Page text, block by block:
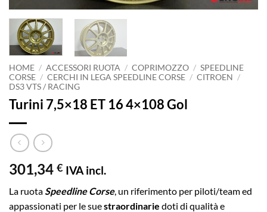
HOME / ACCESSORI RUOTA / COPRIMOZZO / SPEEDLINE
CORSE / CERCHI IN LEGA SPEEDLINE CORSE / CITROEN /
DS3 VTS / RACING
Turini 7,5×18 ET 16 4×108 Gol
301,34 € IVA incl.
La ruotaSpeedline Corse, un riferimento per piloti/team ed
appassionati per le suestraordinarie doti di qualità e